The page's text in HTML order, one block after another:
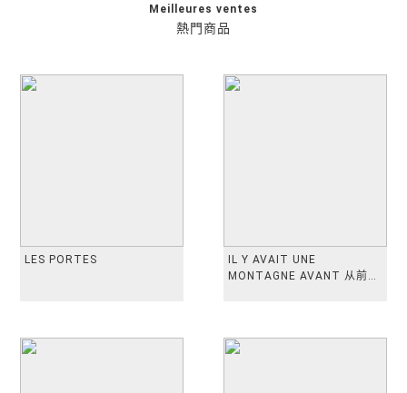
熱門商品
Meilleures ventes
LES PORTES
IL Y AVAIT UNE
MONTAGNE AVANT 从前有